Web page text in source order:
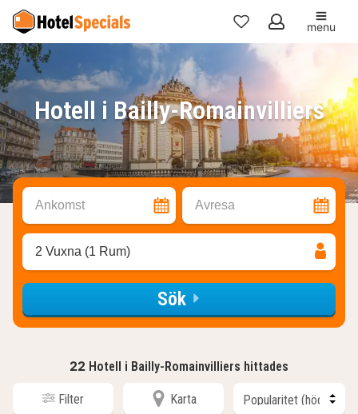
Mina
favoriter
menu
Hotell i Bailly-Romainvilliers
Ankomst Avresa
2 Vuxna (1 Rum)
Sök
22 Hotell i Bailly-Romainvilliers hittades
Filter Karta